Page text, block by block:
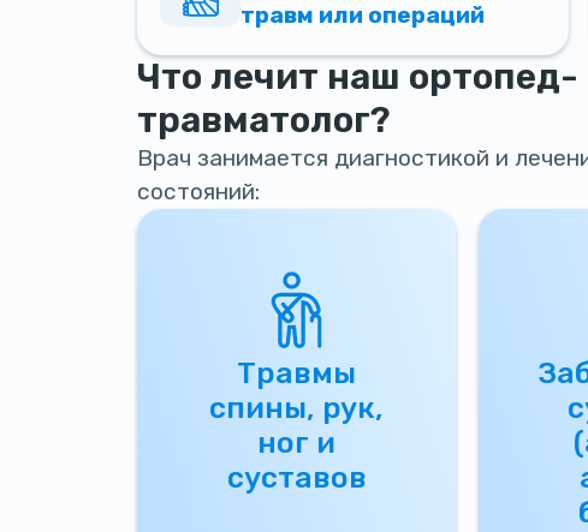
травм или операций
Что лечит наш ортопед-
травматолог?
Врач занимается диагностикой и
состояний:
Травмы
спины, рук,
ног и
суставов